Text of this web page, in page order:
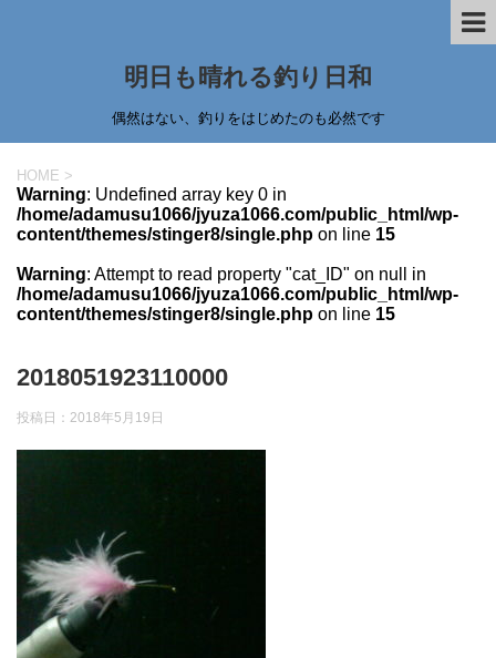
明日も晴れる釣り日和
偶然はない、釣りをはじめたのも必然です
HOME >
Warning: Undefined array key 0 in
/home/adamusu1066/jyuza1066.com/public_html/wp-
content/themes/stinger8/single.php on line 15
Warning: Attempt to read property "cat_ID" on null in
/home/adamusu1066/jyuza1066.com/public_html/wp-
content/themes/stinger8/single.php on line 15
2018051923110000
投稿日： 2018年5月19日